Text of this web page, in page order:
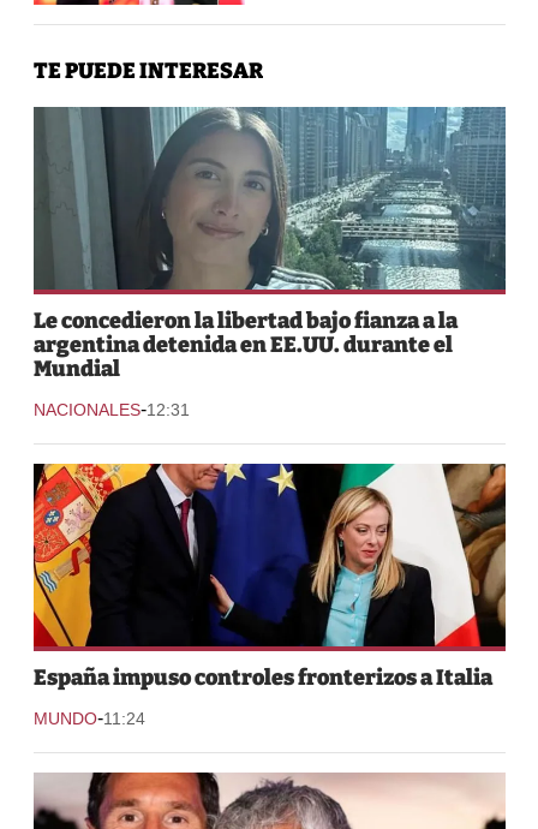
TE PUEDE INTERESAR
Le concedieron la libertad bajo fianza a la
argentina detenida en EE.UU. durante el
Mundial
NACIONALES-12:31
España impuso controles fronterizos a Italia
MUNDO-11:24